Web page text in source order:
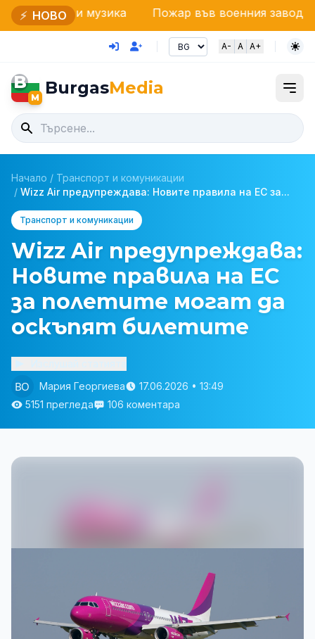
⚡ НОВО
музика Пожар във военния завод край
A- A A+
B
M BurgasMedia
Начало / Транспорт и комуникации
/ Wizz Air предупреждава: Новите правила на ЕС за...
Транспорт и комуникации
Wizz Air предупреждава:
Новите правила на ЕС
за полетите могат да
оскъпят билетите
Мария Георгиева
17.06.2026 • 13:49
5151 прегледа
106 коментара